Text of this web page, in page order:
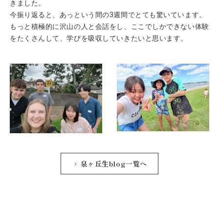
きました。
今振り返ると、あっという間の3週間でとても驚いています。
もっと積極的に沢山の人と会話をし、ここでしかできない体験
をたくさんして、学びを吸収していきたいと思います。
泉ヶ丘生blog一覧へ